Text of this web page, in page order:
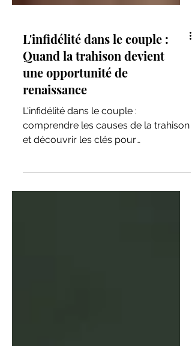
L'infidélité dans le couple :
Quand la trahison devient
une opportunité de
renaissance
L'infidélité dans le couple :
comprendre les causes de la trahison
Conseils de psychopraticienne.